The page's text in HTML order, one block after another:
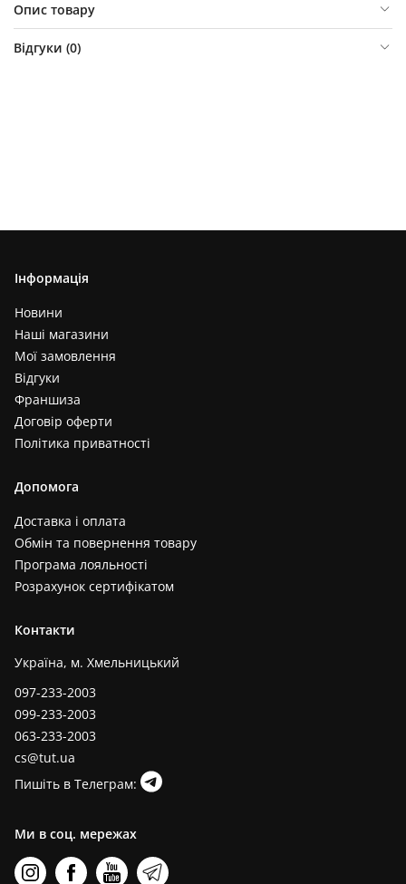
Опис товару
Відгуки (0)
Інформація
Новини
Наші магазини
Мої замовлення
Відгуки
Франшиза
Договір оферти
Політика приватності
Допомога
Доставка і оплата
Обмін та повернення товару
Програма лояльності
Розрахунок сертифікатом
Контакти
Україна, м. Хмельницький
097-233-2003
099-233-2003
063-233-2003
cs@tut.ua
Пишіть в Телеграм:
Ми в соц. мережах